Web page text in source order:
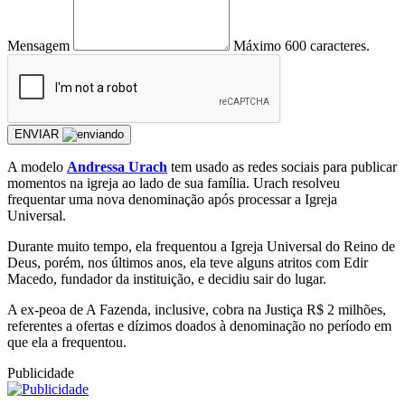
Mensagem Máximo 600 caracteres.
ENVIAR
A modelo Andressa Urach tem usado as redes sociais para publicar
momentos na igreja ao lado de sua família. Urach resolveu
frequentar uma nova denominação após processar a Igreja
Universal.
Durante muito tempo, ela frequentou a Igreja Universal do Reino de
Deus, porém, nos últimos anos, ela teve alguns atritos com Edir
Macedo, fundador da instituição, e decidiu sair do lugar.
A ex-peoa de A Fazenda, inclusive, cobra na Justiça R$ 2 milhões,
referentes a ofertas e dízimos doados à denominação no período em
que ela a frequentou.
Publicidade